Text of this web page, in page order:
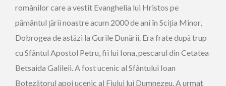
românilor care a vestit Evanghelia lui Hristos pe
pământul țării noastre acum 2000 de ani în Sciția Minor,
Dobrogea de astăzi la Gurile Dunării. Era frate după trup
cu Sfântul Apostol Petru, fii lui Iona, pescarul din Cetatea
Betsaida Galileii. A fost ucenic al Sfântului Ioan
Botezătorul apoi ucenic al Fiului lui Dumnezeu. A urmat